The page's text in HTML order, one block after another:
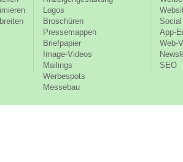
Logos
Broschüren
Pressemappen
Briefpapier
Image-Videos
Mailings
Werbespots
Messebau
App-
Web-
SEO